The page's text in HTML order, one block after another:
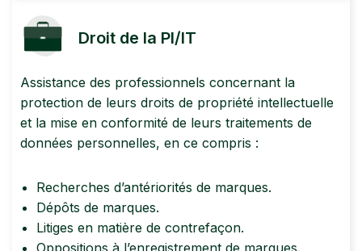
Droit de la PI/IT
Assistance des professionnels concernant la
protection de leurs droits de propriété intellectuelle
et la mise en conformité de leurs traitements de
données personnelles, en ce compris :
Recherches d’antériorités de marques.
Dépôts de marques.
Litiges en matière de contrefaçon.
Oppositions à l’enregistrement de marques.